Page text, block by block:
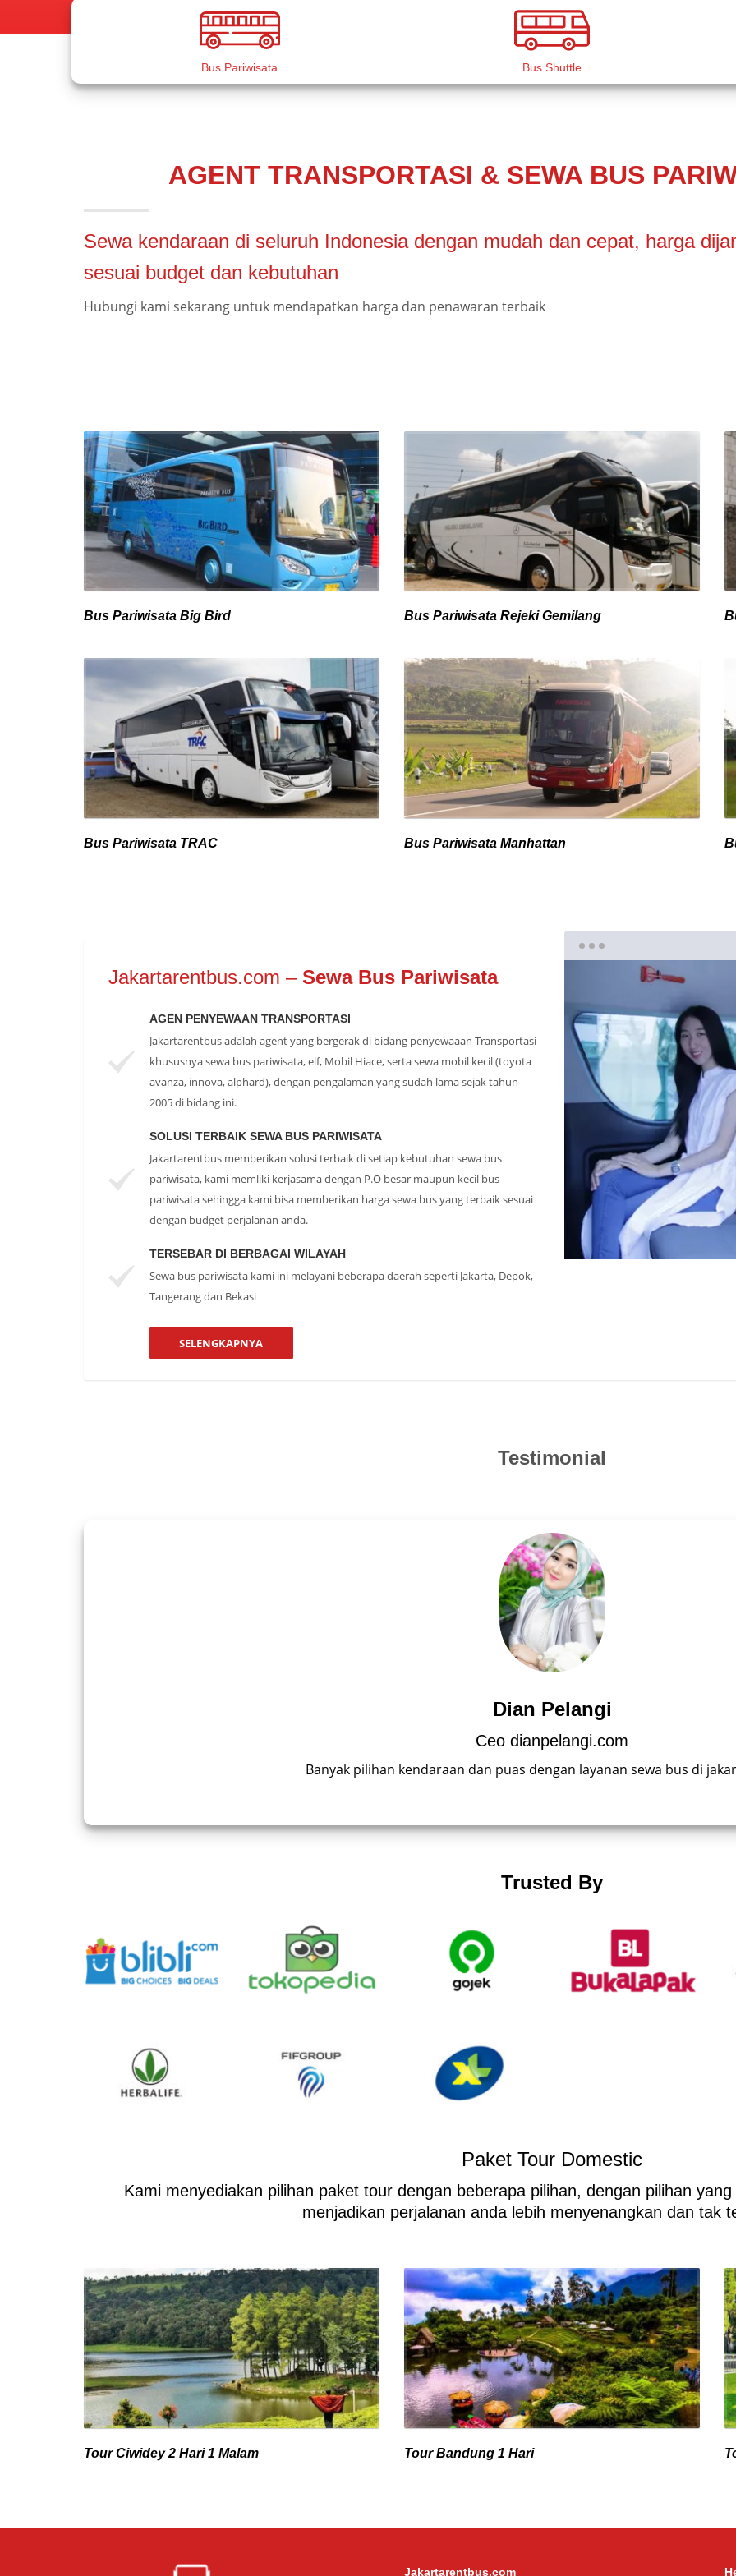
Bus Pariwisata Bus Shuttle
AGENT TRANSPORTASI & SEWA BUS
Sewa kendaraan di seluruh Indonesia dengan mudah dan cepat, harga
sesuai budget dan kebutuhan
Hubungi kami sekarang untuk mendapatkan harga dan penawaran terbaik
Bus Pariwisata Big Bird Bus Pariwisata Rejeki Gemilang
Bus Pariwisata TRAC Bus Pariwisata Manhattan
Jakartarentbus.com – Sewa Bus Pariwisata
AGEN PENYEWAAN TRANSPORTASI
Jakartarentbus adalah agent yang bergerak di bidang penyewaaan Transportasi
khususnya sewa bus pariwisata, elf, Mobil Hiace, serta sewa mobil kecil (toyota
avanza, innova, alphard), dengan pengalaman yang sudah lama sejak tahun
2005 di bidang ini.
SOLUSI TERBAIK SEWA BUS PARIWISATA
Jakartarentbus memberikan solusi terbaik di setiap kebutuhan sewa bus
pariwisata, kami memliki kerjasama dengan P.O besar maupun kecil bus
pariwisata sehingga kami bisa memberikan harga sewa bus yang terbaik sesuai
dengan budget perjalanan anda.
TERSEBAR DI BERBAGAI WILAYAH
Sewa bus pariwisata kami ini melayani beberapa daerah seperti Jakarta, Depok,
Tangerang dan Bekasi
SELENGKAPNYA
Testimonial
Dian Pelangi
Ceo dianpelangi.com
Banyak pilihan kendaraan dan puas dengan layanan sewa bus di
Trusted By
Paket Tour Domestic
Kami menyediakan pilihan paket tour dengan beberapa pilihan, dengan pilihan
menjadikan perjalanan anda lebih menyenangkan dan tak
Tour Ciwidey 2 Hari 1 Malam Tour Bandung 1 Hari
Jakartarentbus.com